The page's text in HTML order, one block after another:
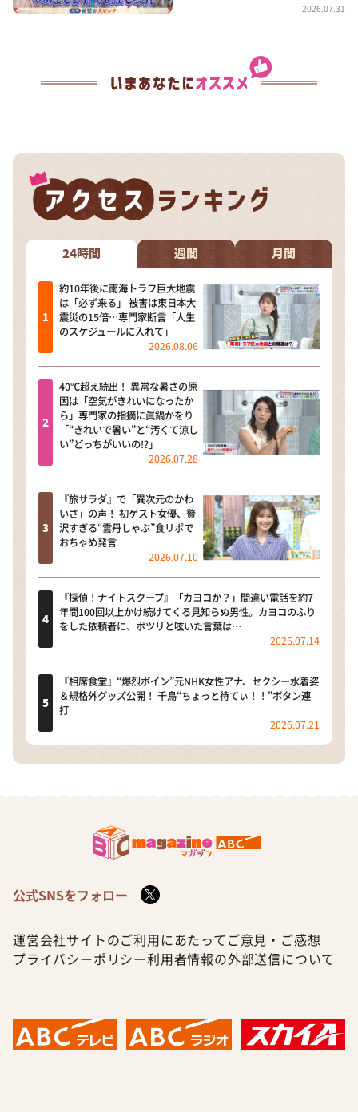
2026.07.31
24時間 週間 月間
約10年後に南海トラフ巨大地震
は「必ず来る」 被害は東日本大
震災の15倍…専門家断言「人生
のスケジュールに入れて」
2026.08.06
40℃超え続出！ 異常な暑さの原
因は「空気がきれいになったか
ら」専門家の指摘に眞鍋かをり
「“きれいで暑い”と“汚くて涼し
い”どっちがいいの!?」
2026.07.28
『旅サラダ』で「異次元のかわ
いさ」の声！ 初ゲスト女優、贅
沢すぎる“雲丹しゃぶ”食リポで
おちゃめ発言
2026.07.10
『探偵！ナイトスクープ』「カヨコか？」間違い電話を約7
年間100回以上かけ続けてくる見知らぬ男性。カヨコのふり
をした依頼者に、ポツリと呟いた言葉は…
2026.07.14
『相席食堂』“爆烈ボイン”元NHK女性アナ、セクシー水着姿
＆規格外グッズ公開！ 千鳥“ちょっと待てぃ！！”ボタン連
打
2026.07.21
公式SNSをフォロー
運営会社サイトのご利用にあたって ご意見・ご感想
プライバシーポリシー利用者情報の外部送信について